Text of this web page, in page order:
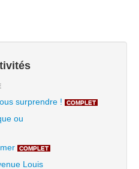
surprendre ! COMPLET
ou
COMPLET
Louis